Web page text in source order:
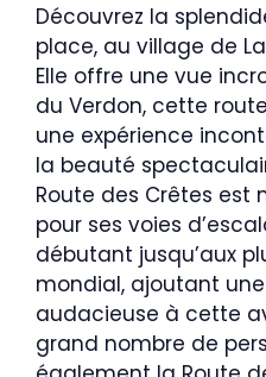
Découvrez la
place, au village de
Elle offre une vue
du Verdon, cette
une expérience
la beauté
Route des Crêtes
pour ses voies
débutant jusqu’aux
mondial, ajoutant
audacieuse à cette
grand nombre de